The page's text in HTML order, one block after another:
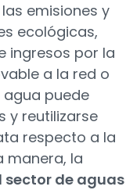
emisiones y
ecológicas,
ingresos por la
a la red o
agua puede
y reutilizarse
respecto a la
manera, la
sector de aguas